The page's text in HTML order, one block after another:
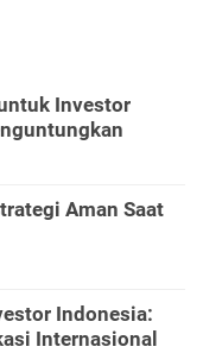
Investor
Aman Saat
Indonesia:
Internasional